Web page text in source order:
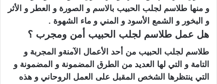
و منها طلاسم لجلب الحبيب بالاسم و الصورة و العطر و الأثر
و البخور و الشمع الأسود و المني و ماء الشهوة .
هل عمل طلاسم لجلب الحبيب أمن ومجرب ؟
طلاسم لجلب الحبيب من أحد الأعمال الآمنةو المجربة و
التامة و التي لها العديد من الطرق المضمونة و المضمونة و
التي ينتظرها الشخص المقبل على العمل الروحاني و هذه